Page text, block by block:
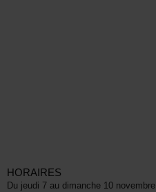
HORAIRES
Du jeudi 7 au dimanche 10 novembre